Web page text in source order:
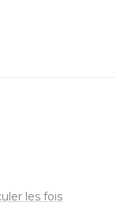
les fois